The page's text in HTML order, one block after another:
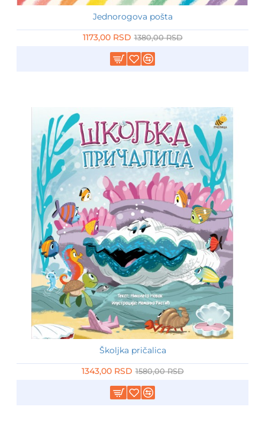
Jednorogova pošta
1173,00 RSD 1380,00 RSD
Školjka pričalica
1343,00 RSD 1580,00 RSD